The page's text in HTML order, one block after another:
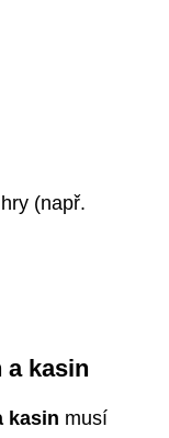
(např.
a kasin
kasin musí